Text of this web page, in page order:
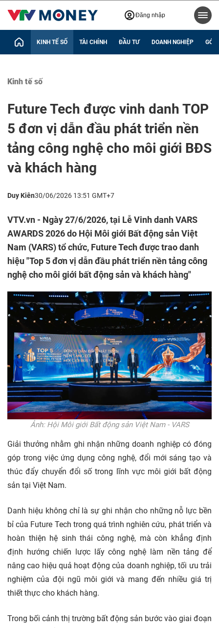
Đăng nhập
KINH TẾ SỐ TÀI CHÍNH ĐẦU TƯ DOANH NGHIỆP GÓC
Kinh tế số
Future Tech được vinh danh TOP
5 đơn vị dẫn đầu phát triển nền
tảng công nghệ cho môi giới BĐS
và khách hàng
Duy Kiên30/06/2026 13:51 GMT+7
VTV.vn - Ngày 27/6/2026, tại Lễ Vinh danh VARS
AWARDS 2026 do Hội Môi giới Bất động sản Việt
Nam (VARS) tổ chức, Future Tech được trao danh
hiệu "Top 5 đơn vị dẫn đầu phát triển nền tảng công
nghệ cho môi giới bất động sản và khách hàng"
Ảnh: Hội Môi giới Bất động sản Việt Nam - VARS
Giải thưởng nhằm ghi nhận những doanh nghiệp có đóng
góp trong việc ứng dụng công nghệ, đổi mới sáng tạo và
thúc đẩy chuyển đổi số trong lĩnh vực môi giới bất động
sản tại Việt Nam.
Danh hiệu không chỉ là sự ghi nhận cho những nỗ lực bền
bỉ của Future Tech trong quá trình nghiên cứu, phát triển và
hoàn thiện hệ sinh thái công nghệ, mà còn khẳng định
định hướng chiến lược lấy công nghệ làm nền tảng để
nâng cao hiệu quả hoạt động của doanh nghiệp, tối ưu trải
nghiệm của đội ngũ môi giới và mang đến nhiều giá trị
thiết thực cho khách hàng.
Trong bối cảnh thị trường bất động sản bước vào giai đoạn